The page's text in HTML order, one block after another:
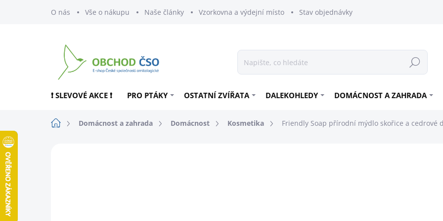
O nás Vše o nákupu Naše články Vzorkovna a výdejní místo Stav objednávky
Hledat
❗ SLEVOVÉ AKCE ❗ PRO PTÁKY OSTATNÍ ZVÍŘATA DALEKOHLEDY DOMÁCNOST A ZAHRADA
DomůDomácnost a zahrada Domácnost Kosmetika Friendly Soap přírodní mýdlo skořice a cedrové